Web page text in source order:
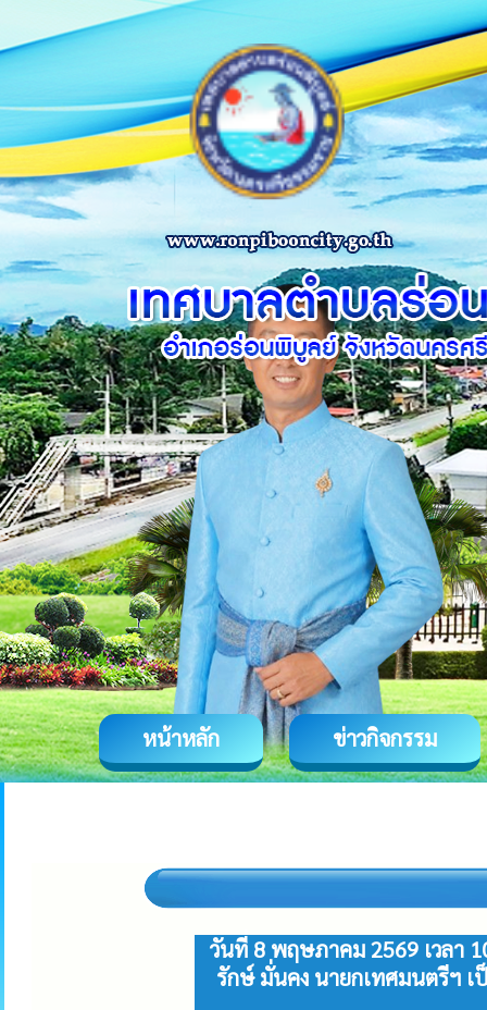
หน้าหลัก ข่าวกิจกรรม
วันที่ 8 พฤษภาคม 2569 เวลา
รักษ์ มั่นคง นายกเทศมนตรีฯ